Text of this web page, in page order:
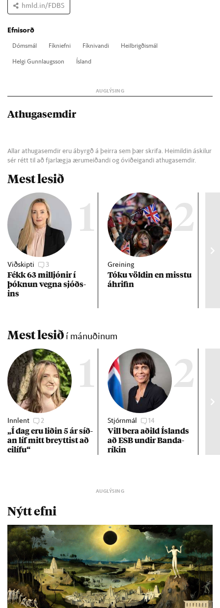
hmld.in/FDBS
Efnisorð
Dóms­mál Fíkni­efni Fíkni­vandi
Heil­brigð­is­mál
Helgi Gunn­laugs­son
Ís­land
Athugasemdir
Allar athugasemdir eru ábyrgð á þeirra sem þær skrifa. Heimildin áskilur
sér rétt til að fjarlægja ærumeiðandi og óviðeigandi athugasemdir.
Mest lesið
1
Viðskipti 3
Fékk 63 millj­ón­ir í
þókn­un vegna sjóðs­
ins
2
Greining
Tóku völd­in en misstu
áhrif­in
Mest lesið í mánuðinum
1
Innlent 2
„Í dag eru lið­in 5 ár síð­
an líf mitt breytt­ist að
ei­lífu“
2
Stjórnmál 14
Vill bera að­ild Ís­lands
að ESB und­ir Banda­
rík­in
Nýtt efni